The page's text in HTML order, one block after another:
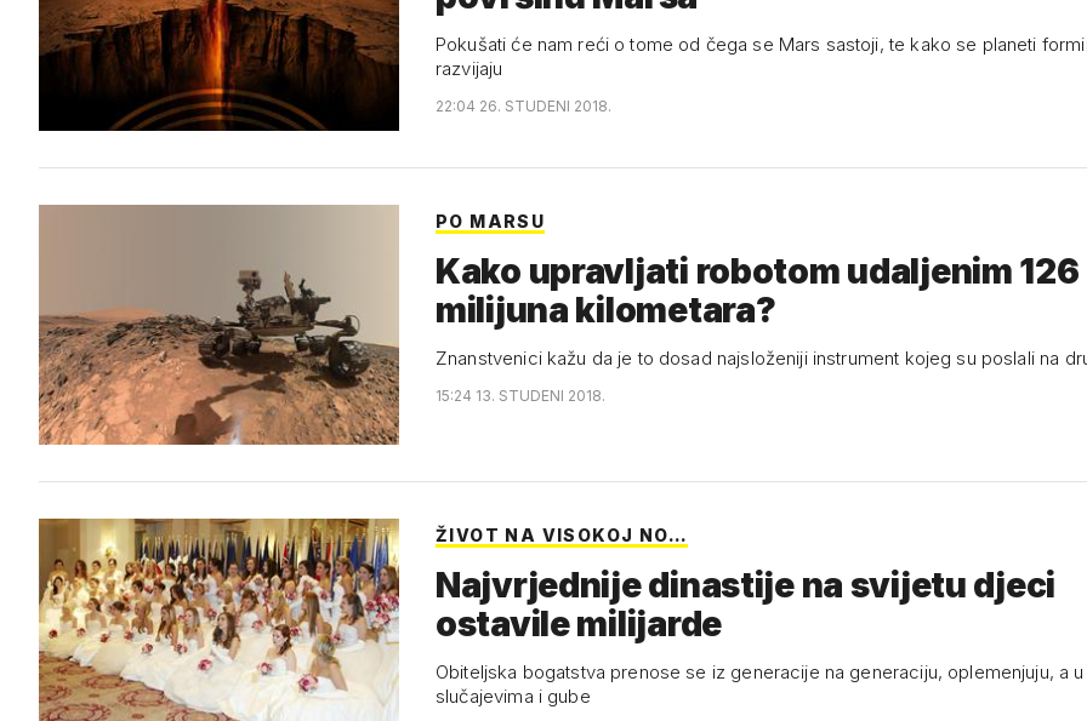
Pokušati će nam reći o tome od čega se Mars sastoji, te kako se planeti
razvijaju
22:04 26. STUDENI 2018.
PO MARSU
Kako upravljati robotom udaljenim 126
milijuna kilometara?
Znanstvenici kažu da je to dosad najsloženiji instrument kojeg su poslali na
15:24 13. STUDENI 2018.
ŽIVOT NA VISOKOJ NO…
Najvrjednije dinastije na svijetu djeci
ostavile milijarde
Obiteljska bogatstva prenose se iz generacije na generaciju, oplemenjuju, a
slučajevima i gube